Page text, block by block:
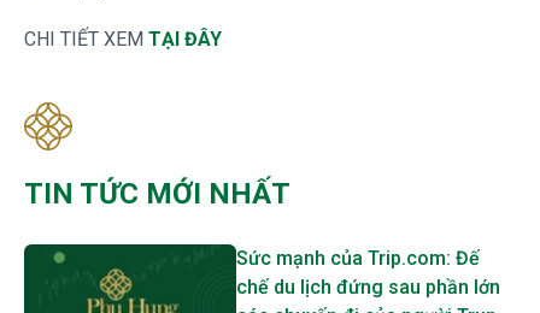
CHI TIẾT XEM TẠI ĐÂY
TIN TỨC MỚI NHẤT
Sức mạnh của Trip.com: Đế
chế du lịch đứng sau phần lớn